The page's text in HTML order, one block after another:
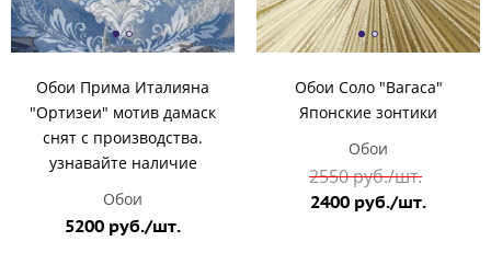
Обои Прима Италияна
"Ортизеи" мотив дамаск
снят с производства.
узнавайте наличие
Обои
5200 руб./шт.
Обои Соло "Вагаса"
Японские зонтики
Обои
2550 руб./шт.
2400 руб./шт.